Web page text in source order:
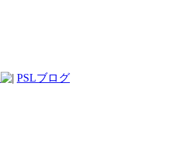
PSLブログ